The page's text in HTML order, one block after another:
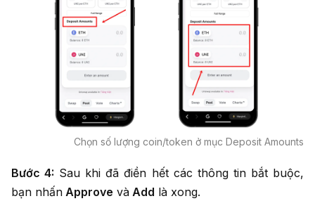
Chọn số lượng coin/token ở mục Deposit Amounts
Bước 4: Sau khi đã điền hết các thông tin bắt buộc,
bạn nhấn Approve và Add là xong.